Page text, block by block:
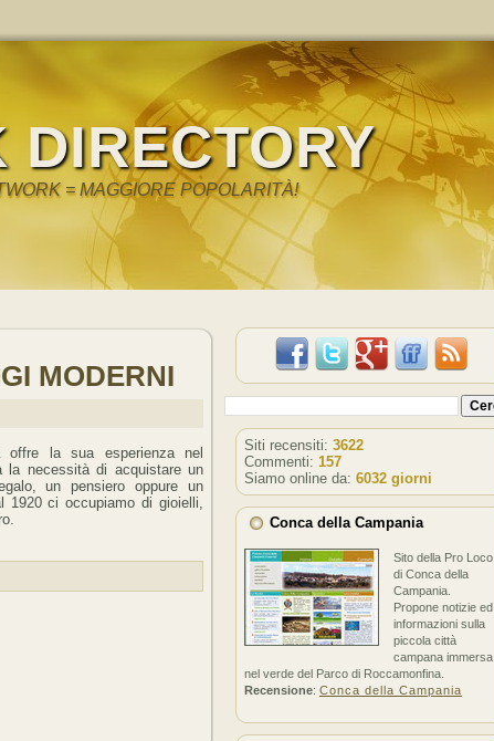
= MAGGIORE POPOLARITÀ!
MODERNI
offre la sua esperienza nel
la necessità di acquistare un
un pensiero oppure un
1920 ci occupiamo di gioielli,
Siti recensiti: 3622
Commenti: 157
Siamo online da: 6032 giorni
Conca della Campania
Sito della Pro Loco
di Conca della
Campania.
Propone notizie ed
informazioni sulla
piccola città
campana immersa
nel verde del Parco di Roccamonfina.
Recensione: Conca della Campania